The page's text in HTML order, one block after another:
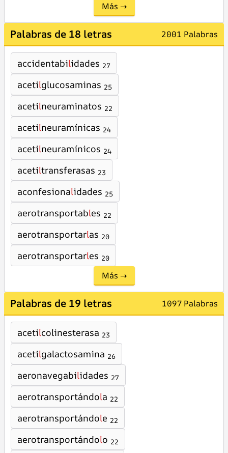
Más →
Palabras de 18 letras 2001 Palabras
accidentabilidades 27
acetilglucosaminas 25
acetilneuraminatos 22
acetilneuramínicas 24
acetilneuramínicos 24
acetiltransferasas 23
aconfesionalidades 25
aerotransportables 22
aerotransportarlas 20
aerotransportarles 20
Más →
Palabras de 19 letras 1097 Palabras
acetilcolinesterasa 23
acetilgalactosamina 26
aeronavegabilidades 27
aerotransportándola 22
aerotransportándole 22
aerotransportándolo 22